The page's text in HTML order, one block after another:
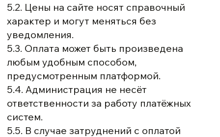
5.2. Цены на сайте носят справочный
характер и могут меняться без
уведомления.
5.3. Оплата может быть произведена
любым удобным способом,
предусмотренным платформой.
5.4. Администрация не несёт
ответственности за работу платёжных
систем.
5.5. В случае затруднений с оплатой